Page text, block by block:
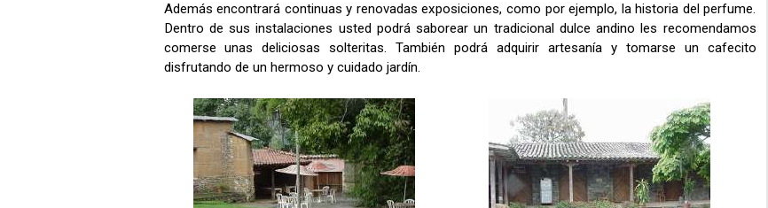
Además encontrará continuas y renovadas exposiciones, como por ejemplo, la historia del perfume.
Dentro de sus instalaciones usted podrá saborear un tradicional dulce andino les recomendamos
comerse unas deliciosas solteritas. También podrá adquirir artesanía y tomarse un cafecito
disfrutando de un hermoso y cuidado jardín.